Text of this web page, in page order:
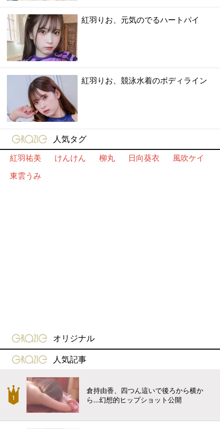
紅羽りお、元気のでるハートパイ
紅羽りお、競泳水着のボディライン
gravure-grazie
人気タグ
紅羽祐美
けんけん 柳丸 日向葵衣
風吹ケイ
東雲うみ
gravure-grazie
オリジナル
gravure-grazie
人気記事
倉持由香、四つん這いで後ろから横か
ら…幻想的ヒップショット公開